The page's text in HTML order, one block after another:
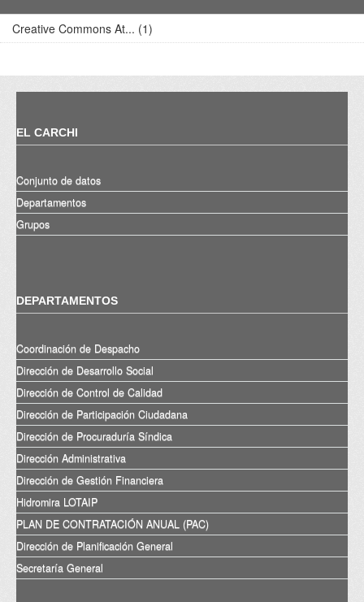
Creative Commons At... (1)
EL CARCHI
Conjunto de datos
Departamentos
Grupos
DEPARTAMENTOS
Coordinación de Despacho
Dirección de Desarrollo Social
Dirección de Control de Calidad
Dirección de Participación Ciudadana
Dirección de Procuraduría Síndica
Dirección Administrativa
Dirección de Gestión Financiera
Hidromira LOTAIP
PLAN DE CONTRATACIÓN ANUAL (PAC)
Dirección de Planificación General
Secretaría General